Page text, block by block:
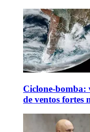
Ciclone-bomba:
de ventos fortes